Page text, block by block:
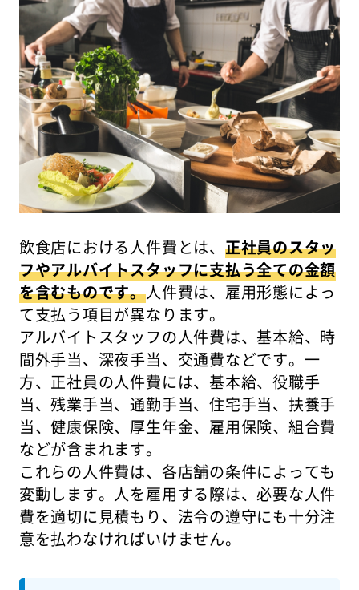
飲食店における人件費とは、 正社員のスタッ
フやアルバイトスタッフに支払う全ての金額
を含むものです。人件費は、雇用形態によっ
て支払う項目が異なります。
アルバイトスタッフの人件費は、基本給、時
間外手当、深夜手当、交通費などです。一
方、正社員の人件費には、基本給、役職手
当、残業手当、通勤手当、住宅手当、扶養手
当、健康保険、厚生年金、雇用保険、組合費
などが含まれます。
これらの人件費は、各店舗の条件によっても
変動します。人を雇用する際は、必要な人件
費を適切に見積もり、法令の遵守にも十分注
意を払わなければいけません。